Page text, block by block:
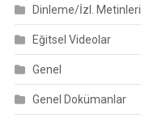
Dinleme/İzl. Metinleri
Eğitsel Videolar
Genel
Genel Dokümanlar